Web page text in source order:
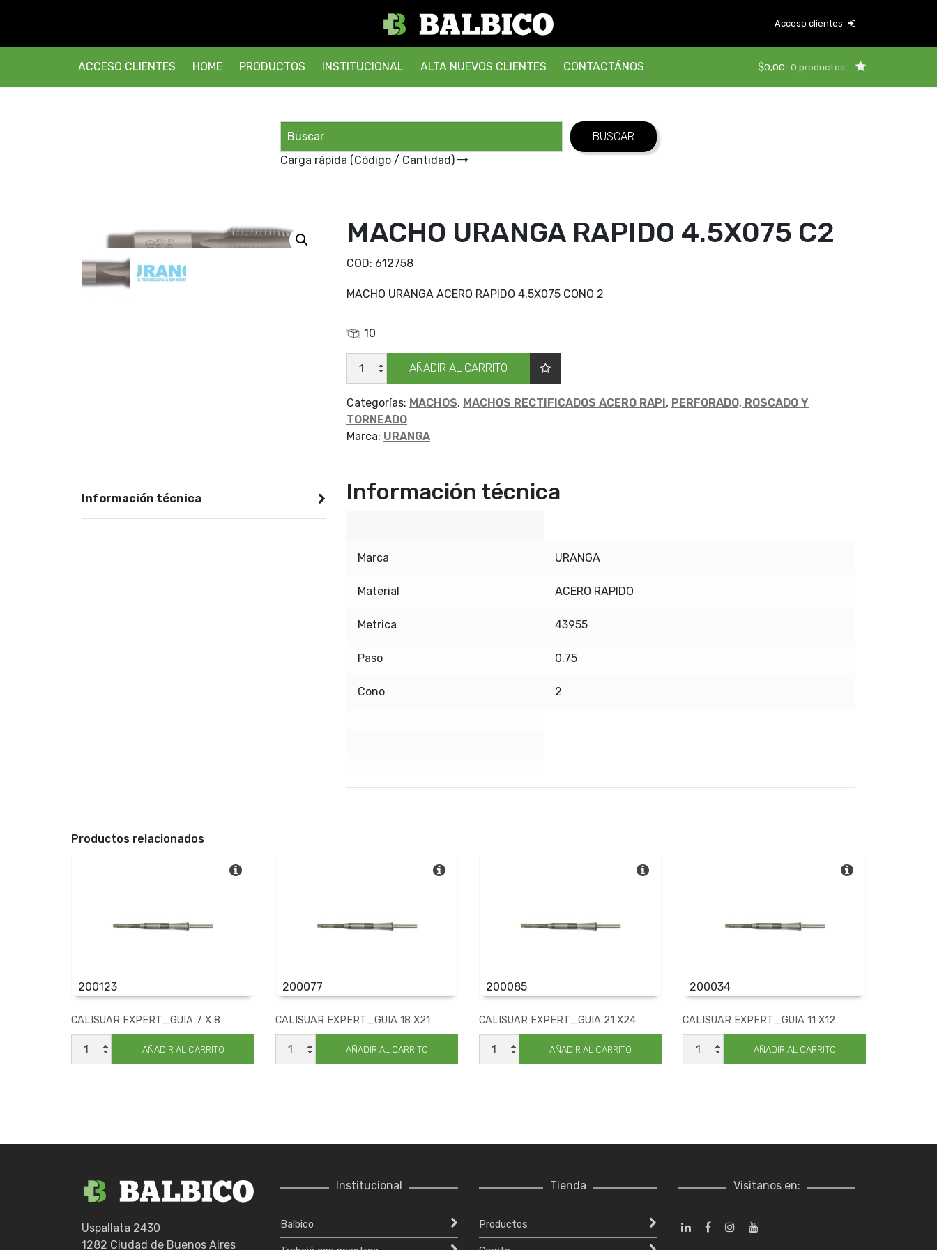
Acceso clientes
ACCESO CLIENTES HOME PRODUCTOS INSTITUCIONAL ALTA NUEVOS CLIENTES CONTACTÁNOS $0,00 0 productos
Carga rápida (Código / Cantidad)
MACHO URANGA RAPIDO 4.5X075 C2
COD: 612758
MACHO URANGA ACERO RAPIDO 4.5X075 CONO 2
10
MACHO
URANGA
RAPIDO
C2
cantidad
AÑADIR AL CARRITO
Categorías: MACHOS, MACHOS RECTIFICADOS ACERO RAPI, PERFORADO, ROSCADO Y
TORNEADO
Marca: URANGA
Información técnica Información técnica
Marca URANGA
Material ACERO RAPIDO
Metrica 43955
Paso 0.75
Cono 2
Productos relacionados
200123
CALISUAR EXPERT_GUIA 7 X 8
CALISUAR
EXPERT_GUIA
7
AÑADIR AL CARRITO
200077
CALISUAR EXPERT_GUIA 18 X21
CALISUAR
EXPERT_GUIA
18
AÑADIR AL CARRITO
200085
CALISUAR EXPERT_GUIA 21 X24
CALISUAR
EXPERT_GUIA
21
AÑADIR AL CARRITO
200034
CALISUAR EXPERT_GUIA 11 X12
CALISUAR
EXPERT_GUIA
11
AÑADIR AL CARRITO
Uspallata 2430
1282 Ciudad de Buenos Aires
Institucional
Balbico
Tienda
Productos
Visitanos en: